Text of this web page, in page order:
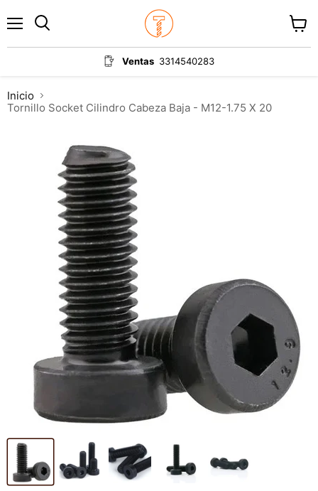
Ventas 3314540283
carrito
Inicio
Tornillo Socket Cilindro Cabeza Baja - M12-1.75 X 20